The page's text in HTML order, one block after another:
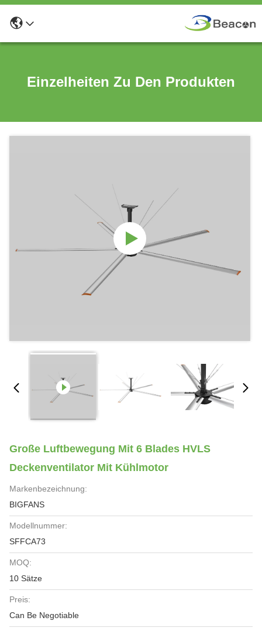
Einzelheiten Zu Den Produkten
Große Luftbewegung Mit 6 Blades HVLS
Deckenventilator Mit Kühlmotor
Markenbezeichnung:
BIGFANS
Modellnummer:
SFFCA73
MOQ:
10 Sätze
Preis:
Can Be Negotiable